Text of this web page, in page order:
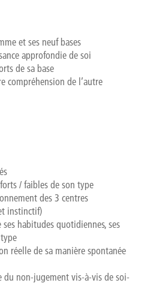
et ses neuf bases
approfondie de soi
de sa base
compréhension de l’autre
/ faibles de son type
des 3 centres
instinctif)
habitudes quotidiennes, ses
réelle de sa manière spontanée
du non-jugement vis-à-vis de soi-